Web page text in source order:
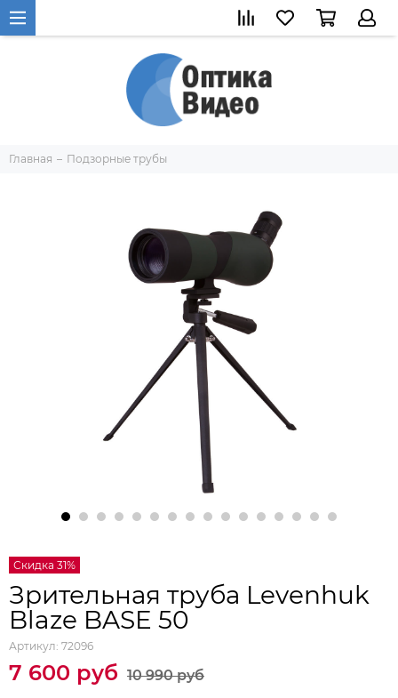
Главная Подзорные трубы
Скидка 31%
Зрительная труба Levenhuk
Blaze BASE 50
Артикул: 72096
7 600 руб 10 990 руб